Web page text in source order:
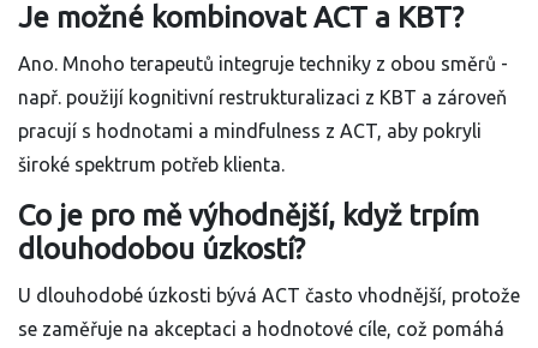
Je možné kombinovat ACT a KBT?
Ano. Mnoho terapeutů integruje techniky z obou směrů -
např. použijí kognitivní restrukturalizaci z KBT a zároveň
pracují s hodnotami a mindfulness z ACT, aby pokryli
široké spektrum potřeb klienta.
Co je pro mě výhodnější, když trpím
dlouhodobou úzkostí?
U dlouhodobé úzkosti bývá ACT často vhodnější, protože
se zaměřuje na akceptaci a hodnotové cíle, což pomáhá